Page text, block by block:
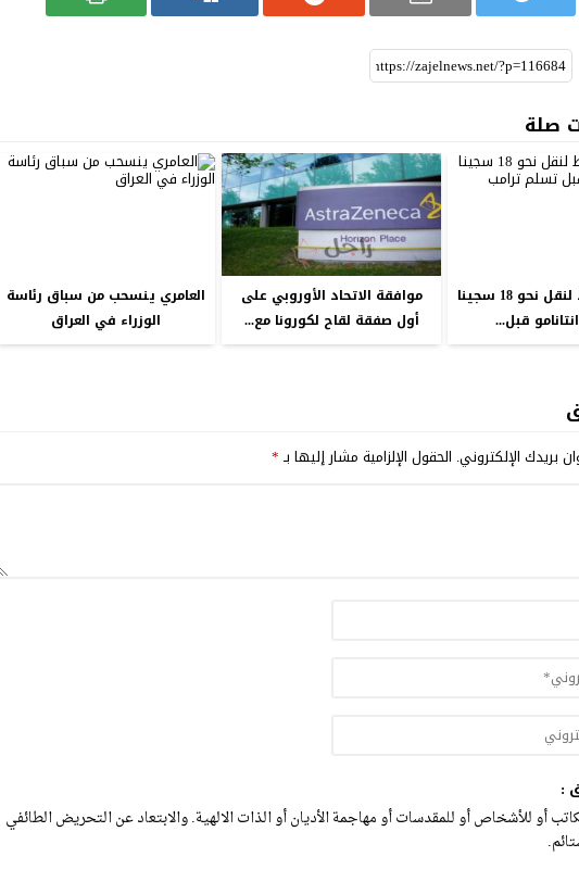
صلة
أوباما يخطط لنقل نحو 18 سجينا
قبل...
موافقة الاتحاد الأوروبي على
أول صفقة لقاح لكورونا مع...
العامري ينسحب من سباق رئاسة
الوزراء في العراق
بريدك الإلكتروني. الحقول الإلزامية مشار إليها بـ*
:
أو للأشخاص أو للمقدسات أو مهاجمة الأديان أو الذات الالهية. والابتعاد عن التحريض الطائفي